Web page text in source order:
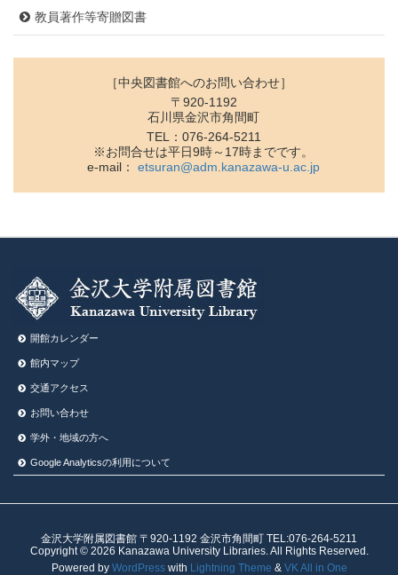
教員著作等寄贈図書
［中央図書館へのお問い合わせ］
〒920-1192
石川県金沢市角間町
TEL：076-264-5211
※お問合せは平日9時～17時までです。
e-mail： etsuran@adm.kanazawa-u.ac.jp
開館カレンダー
館内マップ
交通アクセス
お問い合わせ
学外・地域の方へ
Google Analyticsの利⽤について
金沢大学附属図書館 〒920-1192 金沢市角間町 TEL:076-264-5211
Copyright © 2026 Kanazawa University Libraries. All Rights Reserved.
Powered by WordPresswith Lightning Theme & VK All in One